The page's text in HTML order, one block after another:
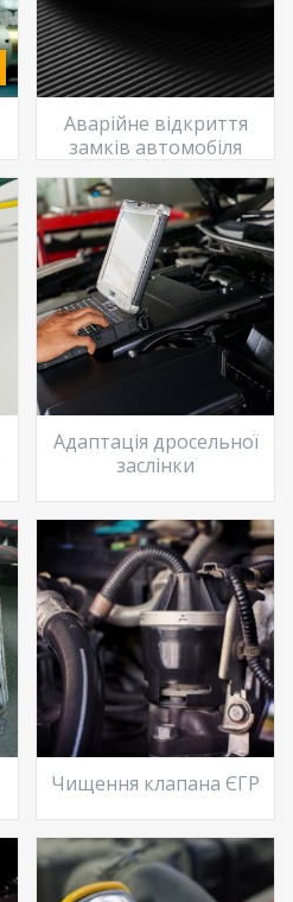
Аварійне відкриття
замків автомобіля
Адаптація дросельної
заслінки
Чищення клапана ЄГР